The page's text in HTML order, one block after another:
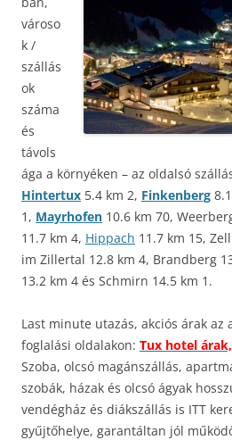
városo
k /
szállás
ok
száma
és
távols
ága a környéken – az oldalsó
Hintertux 5.4 km 2, Finkenberg
1, Mayrhofen 10.6 km 70,
11.7 km 4, Hippach 11.7 km 15,
im Zillertal 12.8 km 4, Brandberg
13.2 km 4 és Schmirn 14.5 km 1.
Last minute utazás, akciós árak az
foglalási oldalakon: Tux hotel
Szoba, olcsó magánszállás,
szobák, házak és olcsó ágyak
vendégház és diákszállás is ITT
gyűjtőhelye, garantáltan jól